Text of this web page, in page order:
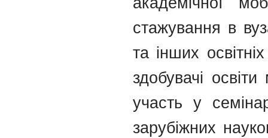
стажування в
та інших
здобувачі
участь у
зарубіжних